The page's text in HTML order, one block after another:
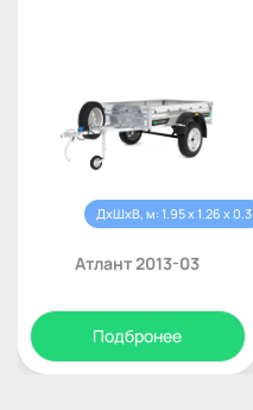
ДхШхВ, м: 1.95 x 1.26 x 0.3
Атлант 2013-03
Подбронее